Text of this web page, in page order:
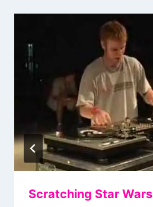
Scratching Star Wars